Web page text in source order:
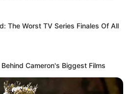
The Worst TV Series Finales Of All
Cameron's Biggest Films